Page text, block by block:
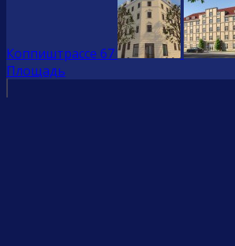
Коппиштрассе 67
Площадь